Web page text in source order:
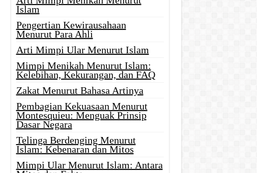
Islam
Pengertian Kewirausahaan
Menurut Para Ahli
Arti Mimpi Ular Menurut Islam
Mimpi Menikah Menurut Islam:
Kelebihan, Kekurangan, dan FAQ
Zakat Menurut Bahasa Artinya
Pembagian Kekuasaan Menurut
Montesquieu: Menguak Prinsip
Dasar Negara
Telinga Berdenging Menurut
Islam: Kebenaran dan Mitos
Mimpi Ular Menurut Islam: Antara